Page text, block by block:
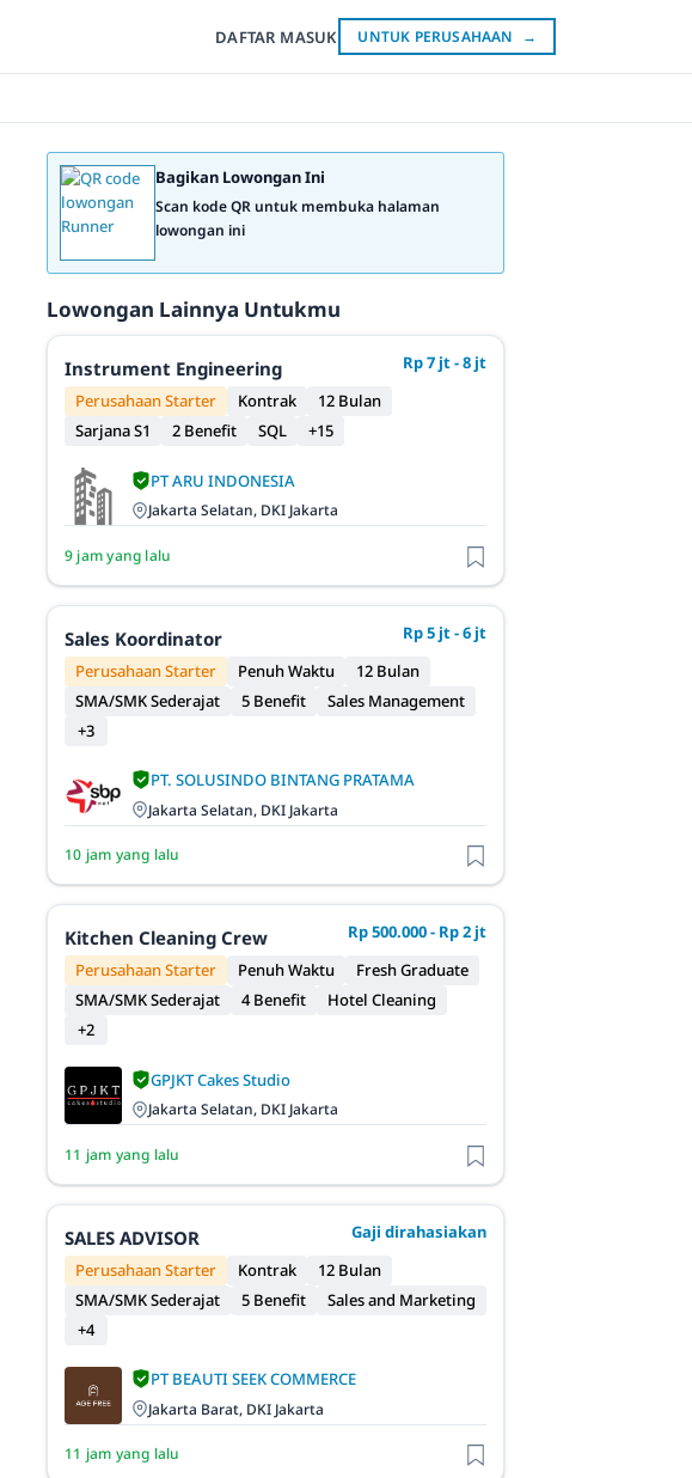
DAFTAR MASUK UNTUK PERUSAHAAN →
Bagikan Lowongan Ini
Scan kode QR untuk membuka halaman
lowongan ini
Lowongan Lainnya Untukmu
Instrument Engineering
Rp 7 jt - 8 jt
Perusahaan Starter
Kontrak
12 Bulan
Sarjana S1
2 Benefit SQL +15
PT ARU INDONESIA
Jakarta Selatan, DKI Jakarta
9 jam yang lalu
Sales Koordinator
Rp 5 jt - 6 jt
Perusahaan Starter
Penuh Waktu
12 Bulan
SMA/SMK Sederajat
5 Benefit
Sales Management
+3
PT. SOLUSINDO BINTANG PRATAMA
Jakarta Selatan, DKI Jakarta
10 jam yang lalu
Kitchen Cleaning Crew
Rp 500.000 - Rp 2 jt
Perusahaan Starter
Penuh Waktu
Fresh Graduate
SMA/SMK Sederajat
4 Benefit
Hotel Cleaning
+2
GPJKT Cakes Studio
Jakarta Selatan, DKI Jakarta
11 jam yang lalu
SALES ADVISOR
Gaji dirahasiakan
Perusahaan Starter
Kontrak
12 Bulan
SMA/SMK Sederajat
5 Benefit
Sales and Marketing
+4
PT BEAUTI SEEK COMMERCE
Jakarta Barat, DKI Jakarta
11 jam yang lalu